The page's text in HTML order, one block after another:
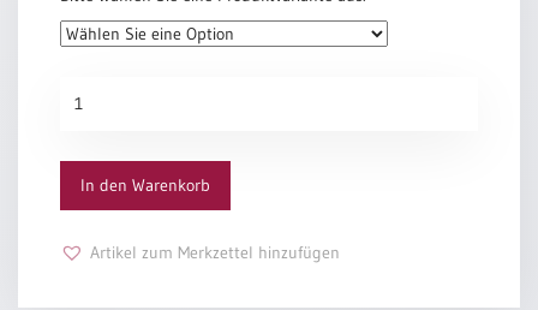
Trauung
Urkunden
Liebe
In den Warenkorb
Artikel zum Merkzettel hinzufügen